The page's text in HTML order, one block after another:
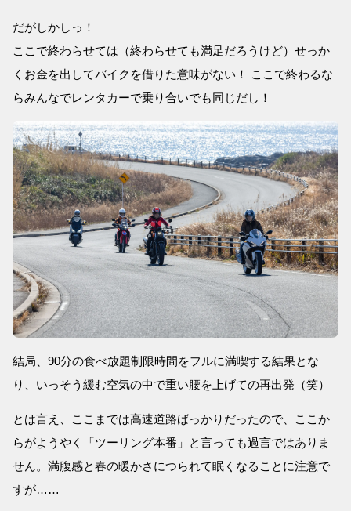
だがしかしっ！
ここで終わらせては（終わらせても満足だろうけど）せっか
くお金を出してバイクを借りた意味がない！ ここで終わるな
らみんなでレンタカーで乗り合いでも同じだし！
結局、90分の食べ放題制限時間をフルに満喫する結果とな
り、いっそう緩む空気の中で重い腰を上げての再出発（笑）
とは言え、ここまでは高速道路ばっかりだったので、ここか
らがようやく「ツーリング本番」と言っても過言ではありま
せん。満腹感と春の暖かさにつられて眠くなることに注意で
すが……